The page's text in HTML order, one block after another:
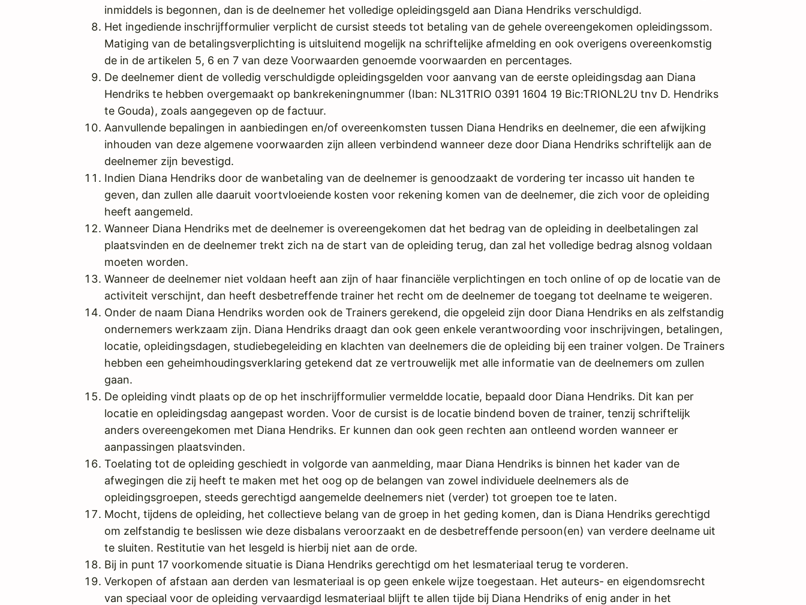
inmiddels is begonnen, dan is de deelnemer het volledige opleidingsgeld aan Diana Hendriks verschuldigd.
Het ingediende inschrijfformulier verplicht de cursist steeds tot betaling van de gehele overeengekomen opleidingssom.
Matiging van de betalingsverplichting is uitsluitend mogelijk na schriftelijke afmelding en ook overigens overeenkomstig
de in de artikelen 5, 6 en 7 van deze Voorwaarden genoemde voorwaarden en percentages.
De deelnemer dient de volledig verschuldigde opleidingsgelden voor aanvang van de eerste opleidingsdag aan Diana
Hendriks te hebben overgemaakt op bankrekeningnummer (Iban: NL31TRIO 0391 1604 19 Bic:TRIONL2U tnv D. Hendriks
te Gouda), zoals aangegeven op de factuur.
Aanvullende bepalingen in aanbiedingen en/of overeenkomsten tussen Diana Hendriks en deelnemer, die een afwijking
inhouden van deze algemene voorwaarden zijn alleen verbindend wanneer deze door Diana Hendriks schriftelijk aan de
deelnemer zijn bevestigd.
Indien Diana Hendriks door de wanbetaling van de deelnemer is genoodzaakt de vordering ter incasso uit handen te
geven, dan zullen alle daaruit voortvloeiende kosten voor rekening komen van de deelnemer, die zich voor de opleiding
heeft aangemeld.
Wanneer Diana Hendriks met de deelnemer is overeengekomen dat het bedrag van de opleiding in deelbetalingen zal
plaatsvinden en de deelnemer trekt zich na de start van de opleiding terug, dan zal het volledige bedrag alsnog voldaan
moeten worden.
Wanneer de deelnemer niet voldaan heeft aan zijn of haar financiële verplichtingen en toch online of op de locatie van de
activiteit verschijnt, dan heeft desbetreffende trainer het recht om de deelnemer de toegang tot deelname te weigeren.
Onder de naam Diana Hendriks worden ook de Trainers gerekend, die opgeleid zijn door Diana Hendriks en als zelfstandig
ondernemers werkzaam zijn. Diana Hendriks draagt dan ook geen enkele verantwoording voor inschrijvingen, betalingen,
locatie, opleidingsdagen, studiebegeleiding en klachten van deelnemers die de opleiding bij een trainer volgen. De Trainers
hebben een geheimhoudingsverklaring getekend dat ze vertrouwelijk met alle informatie van de deelnemers om zullen
gaan.
De opleiding vindt plaats op de op het inschrijfformulier vermeldde locatie, bepaald door Diana Hendriks. Dit kan per
locatie en opleidingsdag aangepast worden. Voor de cursist is de locatie bindend boven de trainer, tenzij schriftelijk
anders overeengekomen met Diana Hendriks. Er kunnen dan ook geen rechten aan ontleend worden wanneer er
aanpassingen plaatsvinden.
Toelating tot de opleiding geschiedt in volgorde van aanmelding, maar Diana Hendriks is binnen het kader van de
afwegingen die zij heeft te maken met het oog op de belangen van zowel individuele deelnemers als de
opleidingsgroepen, steeds gerechtigd aangemelde deelnemers niet (verder) tot groepen toe te laten.
Mocht, tijdens de opleiding, het collectieve belang van de groep in het geding komen, dan is Diana Hendriks gerechtigd
om zelfstandig te beslissen wie deze disbalans veroorzaakt en de desbetreffende persoon(en) van verdere deelname uit
te sluiten. Restitutie van het lesgeld is hierbij niet aan de orde.
Bij in punt 17 voorkomende situatie is Diana Hendriks gerechtigd om het lesmateriaal terug te vorderen.
Verkopen of afstaan aan derden van lesmateriaal is op geen enkele wijze toegestaan. Het auteurs- en eigendomsrecht
van speciaal voor de opleiding vervaardigd lesmateriaal blijft te allen tijde bij Diana Hendriks of enig ander in het